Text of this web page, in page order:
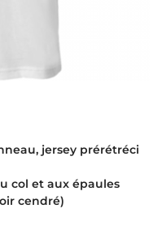
jersey prérétréci
col et aux épaules
cendré)